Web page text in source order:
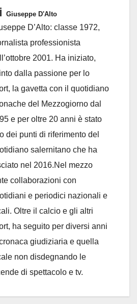
Giuseppe D'Alto
D’Alto: classe 1972,
professionista
2001. Ha iniziato,
dalla passione per lo
la gavetta con il quotidiano
del Mezzogiorno dal
e per oltre 20 anni è stato
dei punti di riferimento del
salernitano che ha
nel 2016.Nel mezzo
collaborazioni con
e periodici nazionali e
Oltre il calcio e gli altri
ha seguito per diversi anni
giudiziaria e quella
non disdegnando le
di spettacolo e tv.